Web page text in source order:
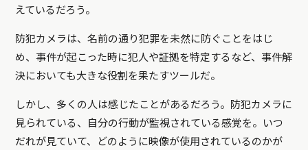
えているだろう。
防犯カメラは、名前の通り犯罪を未然に防ぐことをはじ
め、事件が起こった時に犯人や証拠を特定するなど、事件解
決においても大きな役割を果たすツールだ。
しかし、多くの人は感じたことがあるだろう。防犯カメラに
見られている、自分の行動が監視されている感覚を。いつ
だれが見ていて、どのように映像が使用されているのかが